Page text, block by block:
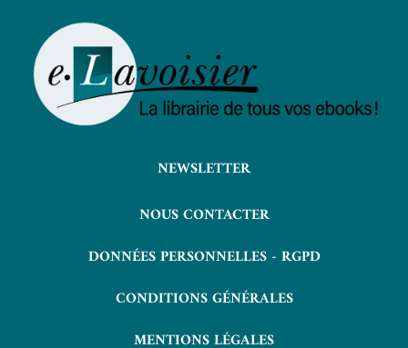
NEWSLETTER
NOUS CONTACTER
DONNÉES PERSONNELLES - RGPD
CONDITIONS GÉNÉRALES
MENTIONS LÉGALES